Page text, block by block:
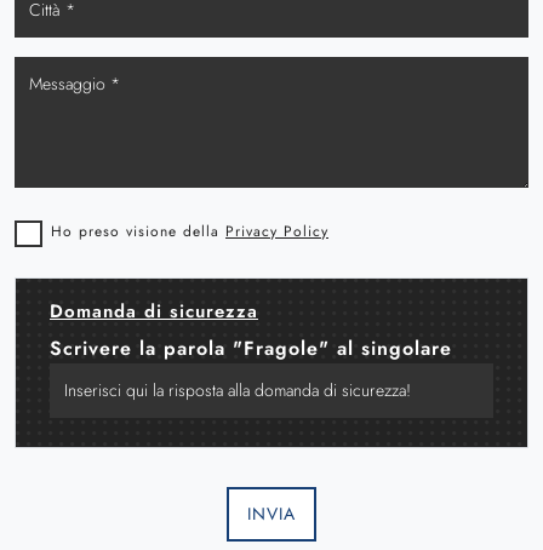
Ho preso visione della Privacy Policy
Domanda di sicurezza
Scrivere la parola "Fragole" al singolare
INVIA